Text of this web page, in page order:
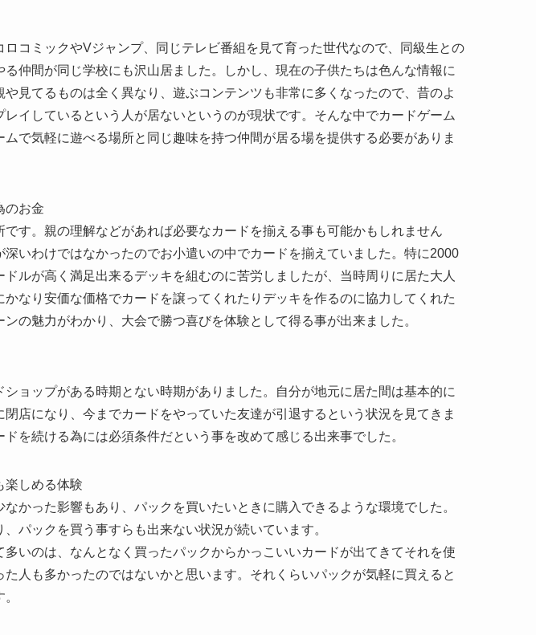
ロコミックやVジャンプ、同じテレビ番組を見て育った世代なので、同級生との
仲間が同じ学校にも沢山居ました。しかし、現在の子供たちは色んな情報に
見てるものは全く異なり、遊ぶコンテンツも非常に多くなったので、昔のよ
レイしているという人が居ないというのが現状です。そんな中でカードゲーム
で気軽に遊べる場所と同じ趣味を持つ仲間が居る場を提供する必要がありま
のお金
す。親の理解などがあれば必要なカードを揃える事も可能かもしれません
いわけではなかったのでお小遣いの中でカードを揃えていました。特に2000
ルが高く満足出来るデッキを組むのに苦労しましたが、当時周りに居た大人
なり安価な価格でカードを譲ってくれたりデッキを作るのに協力してくれた
の魅力がわかり、大会で勝つ喜びを体験として得る事が出来ました。
ョップがある時期とない時期がありました。自分が地元に居た間は基本的に
店になり、今までカードをやっていた友達が引退するという状況を見てきま
を続ける為には必須条件だという事を改めて感じる出来事でした。
しめる体験
かった影響もあり、パックを買いたいときに購入できるような環境でした。
パックを買う事すらも出来ない状況が続いています。
いのは、なんとなく買ったパックからかっこいいカードが出てきてそれを使
人も多かったのではないかと思います。それくらいパックが気軽に買えると